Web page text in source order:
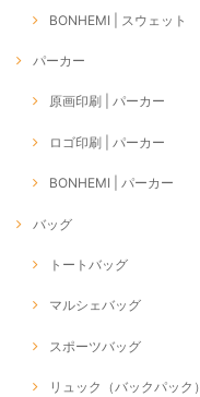
BONHEMI | スウェット
パーカー
原画印刷 | パーカー
ロゴ印刷 | パーカー
BONHEMI | パーカー
バッグ
トートバッグ
マルシェバッグ
スポーツバッグ
リュック（バックパック）